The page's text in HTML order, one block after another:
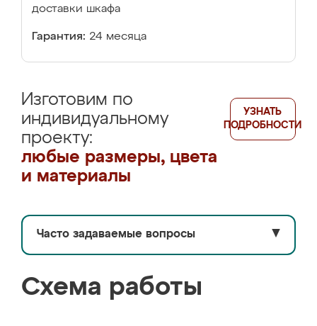
доставки шкафа
Гарантия: 24 месяца
Изготовим по
индивидуальному
проекту:
любые размеры, цвета
и материалы
УЗНАТЬ
ПОДРОБНОСТИ
Часто задаваемые вопросы ▼
Схема работы